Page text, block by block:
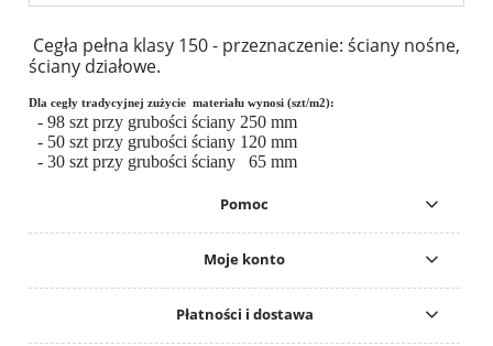
Cegła pełna klasy 150 - przeznaczenie: ściany nośne,
ściany działowe.
Dla cegły tradycyjnej zużycie materiału wynosi (szt/m2):
- 98 szt przy grubości ściany 250 mm
- 50 szt przy grubości ściany 120 mm
- 30 szt przy grubości ściany 65 mm
Pomoc
Moje konto
Płatności i dostawa